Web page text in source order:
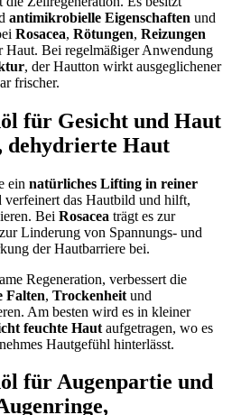
antimikrobielle Eigenschaften und
Rosacea, Rötungen, Reizungen
Haut. Bei regelmäßiger Anwendung
, der Hautton wirkt ausgeglichener
frischer.
für Gesicht und Haut
dehydrierte Haut
ein natürliches Lifting in reiner
verfeinert das Hautbild und hilft,
Bei Rosacea trägt es zur
Linderung von Spannungs- und
der Hautbarriere bei.
Regeneration, verbessert die
Falten, Trockenheit und
Am besten wird es in kleiner
feuchte Haut aufgetragen, wo es
Hautgefühl hinterlässt.
für Augenpartie und
,